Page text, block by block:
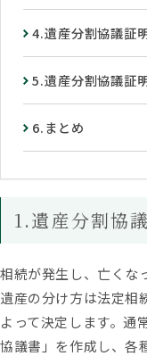
4.遺産分割協議証
5.遺産分割協議証
6.まとめ
1.遺産分割協
相続が発生し、亡くな
遺産の分け方は法定相
よって決定します。通
協議書」を作成し、各